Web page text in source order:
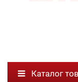
Каталог